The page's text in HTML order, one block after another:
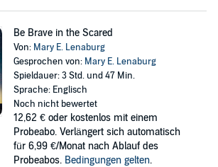
Be Brave in the Scared
Von: Mary E. Lenaburg
Gesprochen von: Mary E. Lenaburg
Spieldauer: 3 Std. und 47 Min.
Sprache: Englisch
Noch nicht bewertet
12,62 € oder kostenlos mit einem
Probeabo. Verlängert sich automatisch
für 6,99 €/Monat nach Ablauf des
Probeabos. Bedingungen gelten.